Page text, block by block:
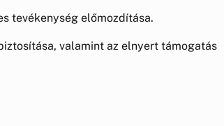
tevékenység előmozdítása.
valamint az elnyert támogatás